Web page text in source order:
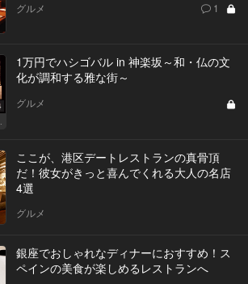
グルメ 1
1万円でハシゴバル in 神楽坂～和・仏の文
化が調和する雅な街～
グルメ
ここが、港区デートレストランの真骨頂
だ！彼女がきっと喜んでくれる大人の名店
4選
グルメ
銀座でおしゃれなディナーにおすすめ！ス
ペインの美食が楽しめるレストランへ